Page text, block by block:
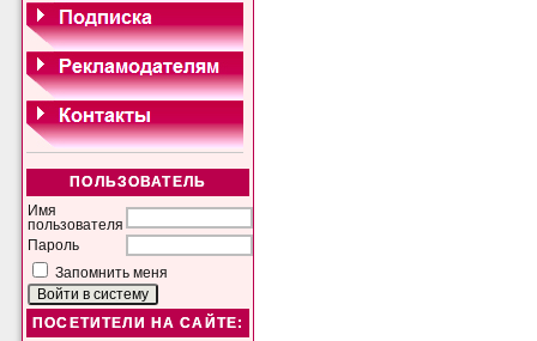
ПОЛЬЗОВАТЕЛЬ
Имя
пользователя
Пароль
Запомнить меня
ПОСЕТИТЕЛИ НА САЙТЕ: